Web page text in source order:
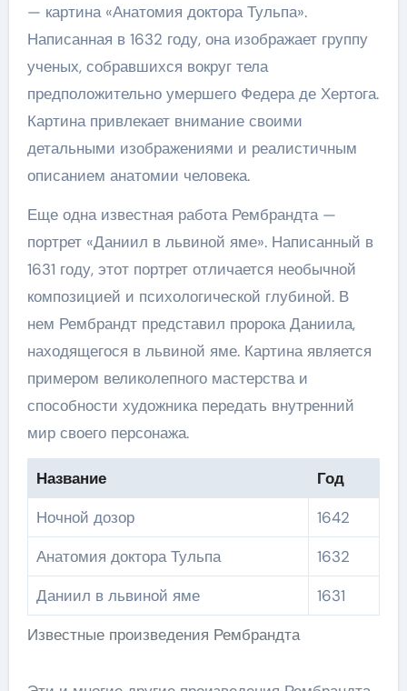
— картина «Анатомия доктора Тульпа».
Написанная в 1632 году, она изображает группу
ученых, собравшихся вокруг тела
предположительно умершего Федера де Хертога.
Картина привлекает внимание своими
детальными изображениями и реалистичным
описанием анатомии человека.
Еще одна известная работа Рембрандта —
портрет «Даниил в львиной яме». Написанный в
1631 году, этот портрет отличается необычной
композицией и психологической глубиной. В
нем Рембрандт представил пророка Даниила,
находящегося в львиной яме. Картина является
примером великолепного мастерства и
способности художника передать внутренний
мир своего персонажа.
Известные произведения Рембрандта
Название
Год
Ночной дозор
1642
Анатомия доктора Тульпа
1632
Даниил в львиной яме
1631